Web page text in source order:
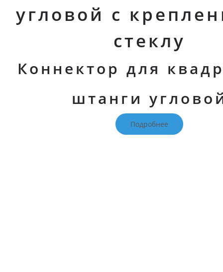
угловой с
стеклу
Коннектор для
штанги
Подробнее